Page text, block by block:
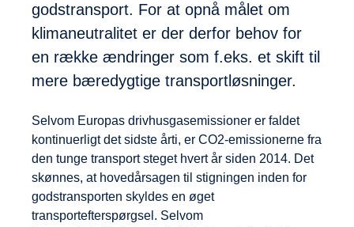
godstransport. For at opnå målet om
klimaneutralitet er der derfor behov for
en række ændringer som f.eks. et skift til
mere bæredygtige transportløsninger.
Selvom Europas drivhusgasemissioner er faldet
kontinuerligt det sidste årti, er CO2-emissionerne fra
den tunge transport steget hvert år siden 2014. Det
skønnes, at hovedårsagen til stigningen inden for
godstransporten skyldes en øget
transportefterspørgsel. Selvom